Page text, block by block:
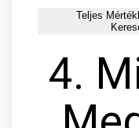
Teljes
4.